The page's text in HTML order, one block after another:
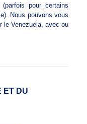
(parfois pour certains
Nous pouvons vous
le Venezuela, avec ou
ET DU